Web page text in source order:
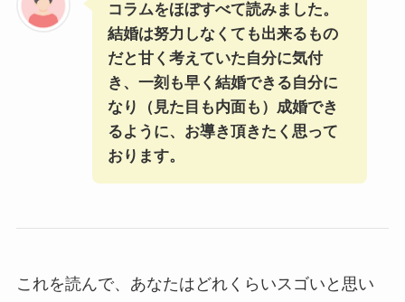
コラムをほぼすべて読みました。
結婚は努力しなくても出来るもの
だと甘く考えていた自分に気付
き、一刻も早く結婚できる自分に
なり（見た目も内面も）成婚でき
るように、お導き頂きたく思って
おります。
これを読んで、あなたはどれくらいスゴいと思い